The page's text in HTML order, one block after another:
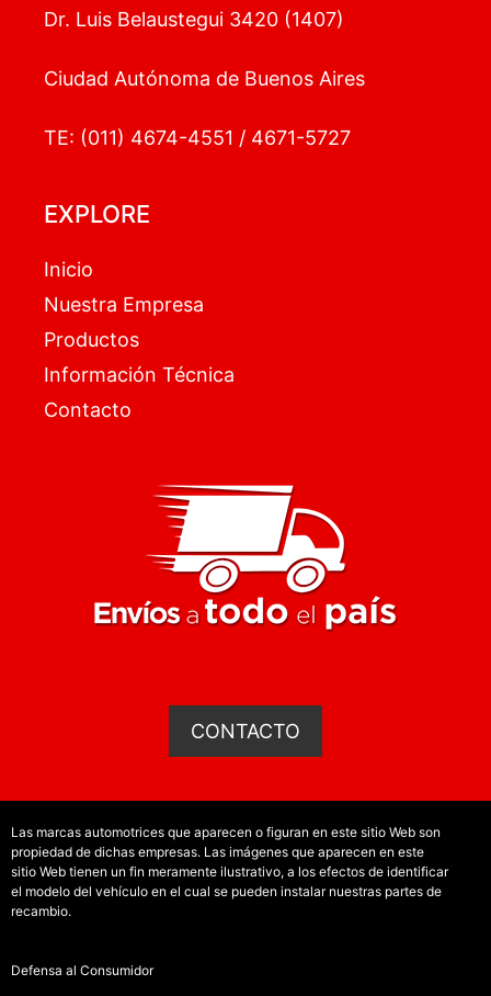
Dr. Luis Belaustegui 3420 (1407)
Ciudad Autónoma de Buenos Aires
TE: (011) 4674-4551 / 4671-5727
EXPLORE
Inicio
Nuestra Empresa
Productos
Información Técnica
Contacto
CONTACTO
Las marcas automotrices que aparecen o figuran en este sitio Web son
propiedad de dichas empresas. Las imágenes que aparecen en este
sitio Web tienen un fin meramente ilustrativo, a los efectos de identificar
el modelo del vehículo en el cual se pueden instalar nuestras partes de
recambio.
Defensa al Consumidor